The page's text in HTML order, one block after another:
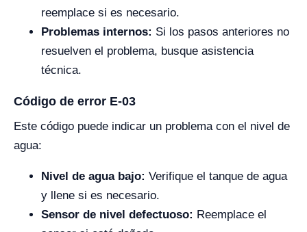
reemplace si es necesario.
Problemas internos: Si los pasos anteriores no
resuelven el problema, busque asistencia
técnica.
Código de error E-03
Este código puede indicar un problema con el nivel de
agua:
Nivel de agua bajo: Verifique el tanque de agua
y llene si es necesario.
Sensor de nivel defectuoso: Reemplace el